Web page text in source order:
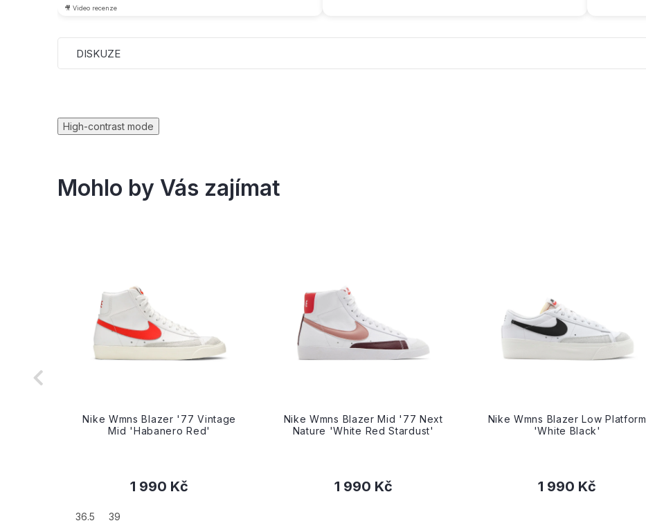
🎥 Video recenze
DISKUZE
High-contrast mode
Nike Wmns Blazer '77 Vintage
Mid 'Habanero Red'
1 990 Kč
36.5 39
Nike Wmns Blazer Mid '77 Next
Nature 'White Red Stardust'
1 990 Kč
Nike Wmns Blazer Low Platform
'White Black'
1 990 Kč